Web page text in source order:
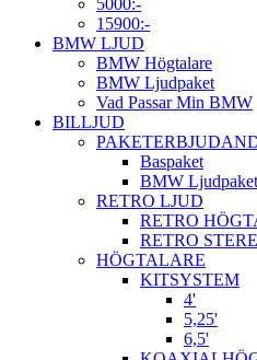
15900:-
BMW LJUD
BMW Högtalare
BMW Ljudpaket
Vad Passar Min BMW
BILLJUD
Baspaket
BMW Ljudpaket
RETRO LJUD
RETRO
RETRO
HÖGTALARE
KITSYSTEM
4'
5,25'
6,5'